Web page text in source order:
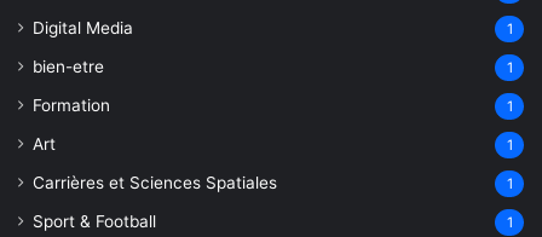
Digital Media 1
bien-etre 1
Formation 1
Art 1
Carrières et Sciences Spatiales 1
Sport & Football 1